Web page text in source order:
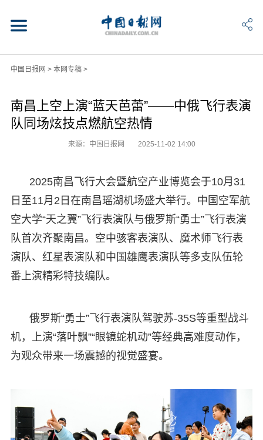
中国日报网 > 本网专稿>
南昌上空上演“蓝天芭蕾”——中俄飞行表演
队同场炫技点燃航空热情
来源：中国日报网 2025-11-02 14:00
2025南昌飞行大会暨航空产业博览会于10月31
日至11月2日在南昌瑶湖机场盛大举行。中国空军航
空大学“天之翼”飞行表演队与俄罗斯“勇士”飞行表演
队首次齐聚南昌。空中骇客表演队、魔术师飞行表
演队、红星表演队和中国雄鹰表演队等多支队伍轮
番上演精彩特技编队。
俄罗斯“勇士”飞行表演队驾驶苏-35S等重型战斗
机，上演“落叶飘”“眼镜蛇机动”等经典高难度动作，
为观众带来一场震撼的视觉盛宴。